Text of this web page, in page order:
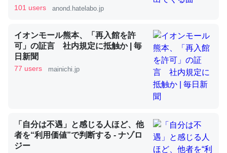
いる鋏角類（カブトガニ・ウミグモ）はカルシウムを使わ
─ニュース :: 【研究発表】昆虫学の大問題＝「昆虫はなぜ海にいな
いのか」に関する新仮説
ジになったり努力してるし。
─ニュース :: 【研究発表】昆虫学の大問題＝「昆虫はなぜ海にいな
101 users anond.hatelabo.jp
イオンモール熊本、「再入館を許
可」の証言 社内規定に抵触か | 毎
日新聞
77 users mainichi.jp
「自分は不遇」と感じる人ほど、他
者を“利用価値”で判断する - ナゾロ
ジー